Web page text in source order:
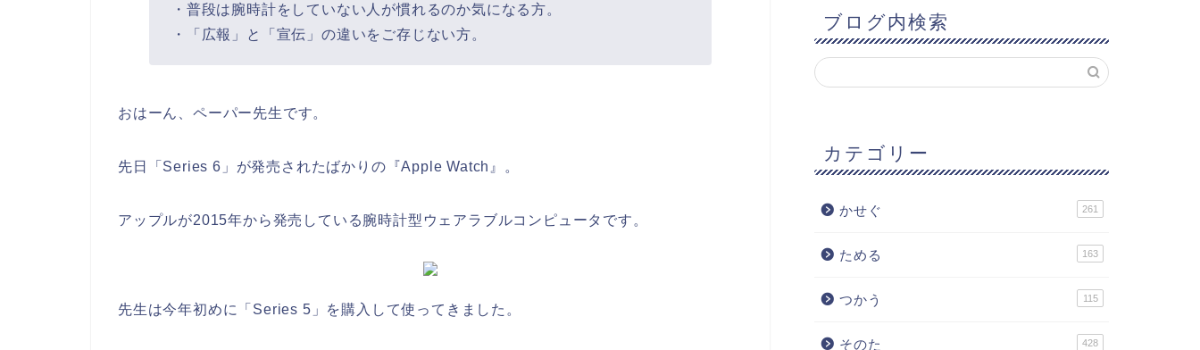
・普段は腕時計をしていない人が慣れるのか気になる方。
・「広報」と「宣伝」の違いをご存じない方。
おはーん、ペーパー先生です。
先日「Series 6」が発売されたばかりの『Apple Watch』。
アップルが2015年から発売している腕時計型ウェアラブルコンピュータです。
先生は今年初めに「Series 5」を購入して使ってきました。
ブログ内検索
カテゴリー
かせぐ 261
ためる 163
つかう 115
そのた 428